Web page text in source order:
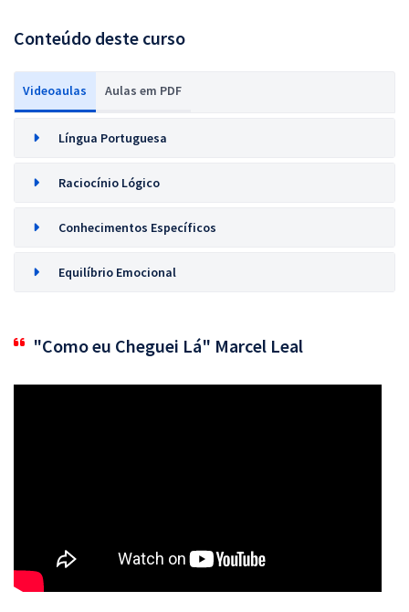
Conteúdo deste curso
Videoaulas Aulas em PDF
Língua Portuguesa
Raciocínio Lógico
Conhecimentos Específicos
Equilíbrio Emocional
"Como eu Cheguei Lá" Marcel Leal